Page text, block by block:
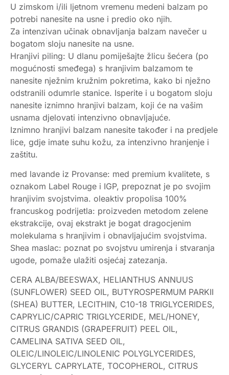
U zimskom i/ili ljetnom vremenu medeni balzam po
potrebi nanesite na usne i predio oko njih.
Za intenzivan učinak obnavljanja balzam navečer u
bogatom sloju nanesite na usne.
Hranjivi piling: U dlanu pomiješajte žlicu šećera (po
mogućnosti smeđega) s hranjivim balzamom te
nanesite nježnim kružnim pokretima, kako bi nježno
odstranili odumrle stanice. Isperite i u bogatom sloju
nanesite iznimno hranjivi balzam, koji će na vašim
usnama djelovati intenzivno obnavljajuće.
Iznimno hranjivi balzam nanesite također i na predjele
lice, gdje imate suhu kožu, za intenzivno hranjenje i
zaštitu.
med lavande iz Provanse: med premium kvalitete, s
oznakom Label Rouge i IGP, prepoznat je po svojim
hranjivim svojstvima. oleaktiv propolisa 100%
francuskog podrijetla: proizveden metodom zelene
ekstrakcije, ovaj ekstrakt je bogat dragocjenim
molekulama s hranjivim i obnavljajućim svojstvima.
Shea maslac: poznat po svojstvu umirenja i stvaranja
ugode, pomaže ulažiti osjećaj zatezanja.
CERA ALBA/BEESWAX, HELIANTHUS ANNUUS
(SUNFLOWER) SEED OIL, BUTYROSPERMUM PARKII
(SHEA) BUTTER, LECITHIN, C10-18 TRIGLYCERIDES,
CAPRYLIC/CAPRIC TRIGLYCERIDE, MEL/HONEY,
CITRUS GRANDIS (GRAPEFRUIT) PEEL OIL,
CAMELINA SATIVA SEED OIL,
OLEIC/LINOLEIC/LINOLENIC POLYGLYCERIDES,
GLYCERYL CAPRYLATE, TOCOPHEROL, CITRUS